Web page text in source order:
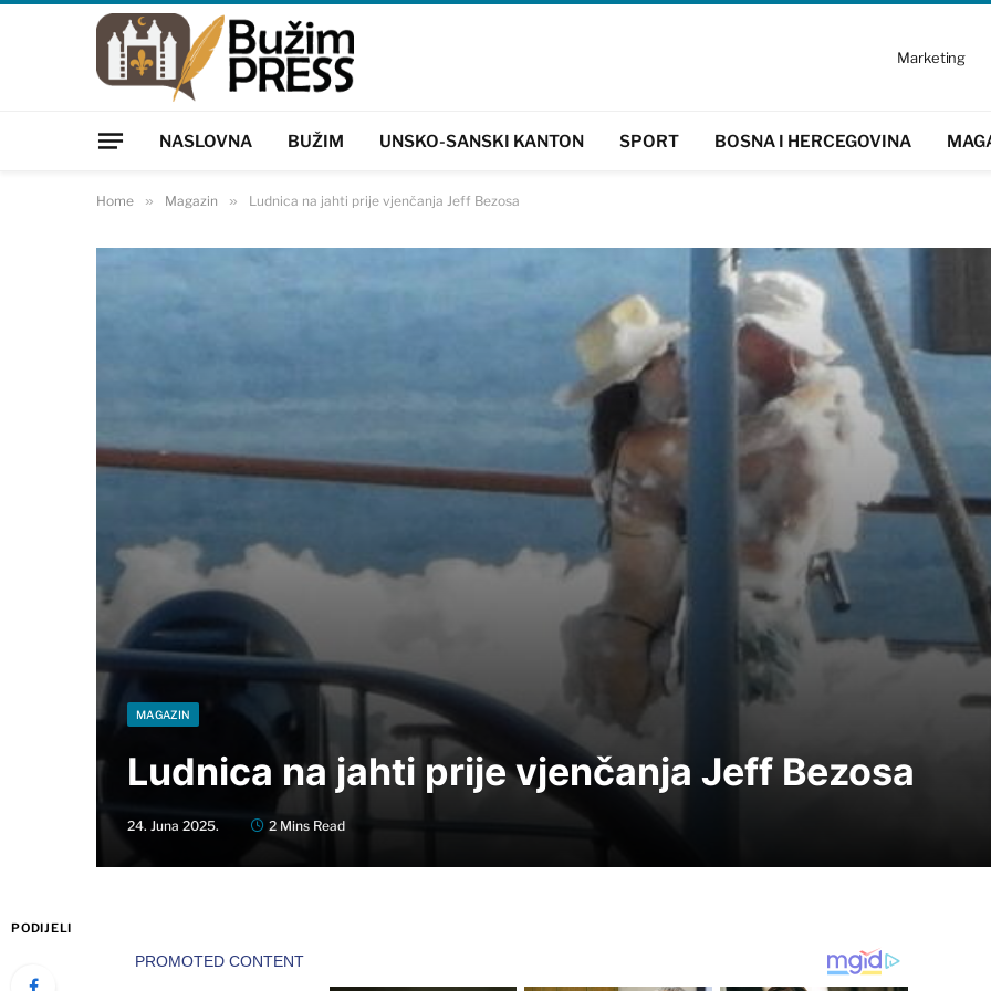
Marketing
NASLOVNA BUŽIM UNSKO-SANSKI KANTON SPORT BOSNA I HERCEGOVINA
Home » Magazin » Ludnica na jahti prije vjenčanja Jeff Bezosa
MAGAZIN
Ludnica na jahti prije vjenčanja Jeff Bezosa
24. Juna 2025. 2 Mins Read
PODIJELI